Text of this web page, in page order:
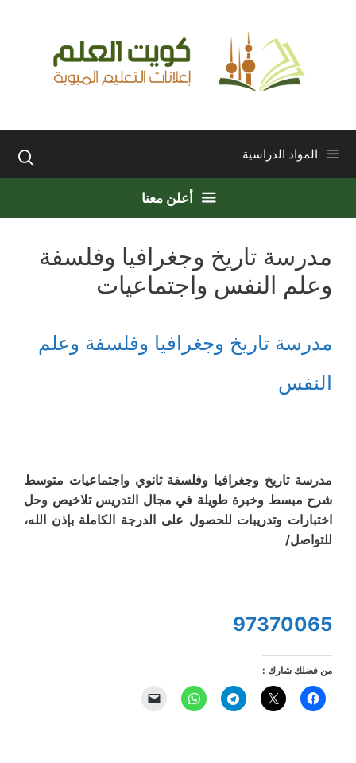
المواد الدراسية
أعلن معنا
مدرسة تاريخ وجغرافيا وفلسفة
وعلم النفس واجتماعيات
مدرسة تاريخ وجغرافيا وفلسفة وعلم
النفس
مدرسة تاريخ وجغرافيا وفلسفة ثانوي واجتماعيات متوسط
شرح مبسط وخبرة طويلة في مجال التدريس تلاخيص وحل
اختبارات وتدريبات للحصول على الدرجة الكاملة بإذن الله،
للتواصل/
97370065
من فضلك شارك :